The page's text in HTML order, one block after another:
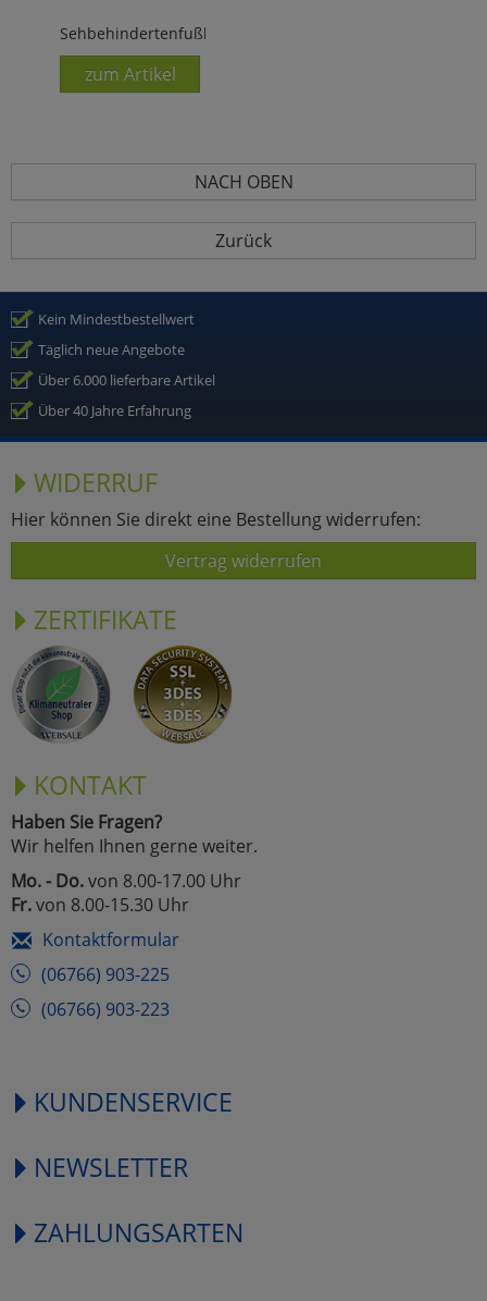
Sehbehindertenfußball
zum Artikel
NACH OBEN
Zurück
Kein Mindestbestellwert
Täglich neue Angebote
Über 6.000 lieferbare Artikel
Über 40 Jahre Erfahrung
WIDERRUF
Hier können Sie direkt eine Bestellung widerrufen:
Vertrag widerrufen
ZERTIFIKATE
KONTAKT
Haben Sie Fragen?
Wir helfen Ihnen gerne weiter.
Mo. - Do.von 8.00-17.00 Uhr
Fr.von 8.00-15.30 Uhr
Kontaktformular
(06766) 903-225
(06766) 903-223
KUNDENSERVICE
NEWSLETTER
ZAHLUNGSARTEN